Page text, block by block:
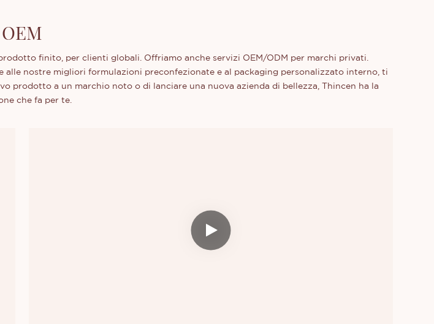
OEM
finito, per clienti globali. Offriamo anche servizi OEM/ODM per marchi privati.
nostre migliori formulazioni preconfezionate e al packaging personalizzato interno, ti
prodotto a un marchio noto o di lanciare una nuova azienda di bellezza, Thincen ha la
che fa per te.